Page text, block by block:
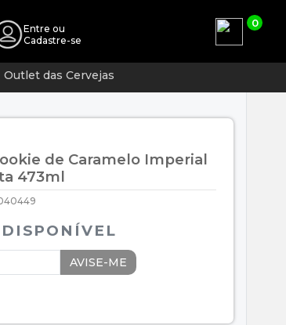
Entre ou
Cadastre-se
0
Outlet das Cervejas
de Caramelo Imperial
473ml
AVISE-ME